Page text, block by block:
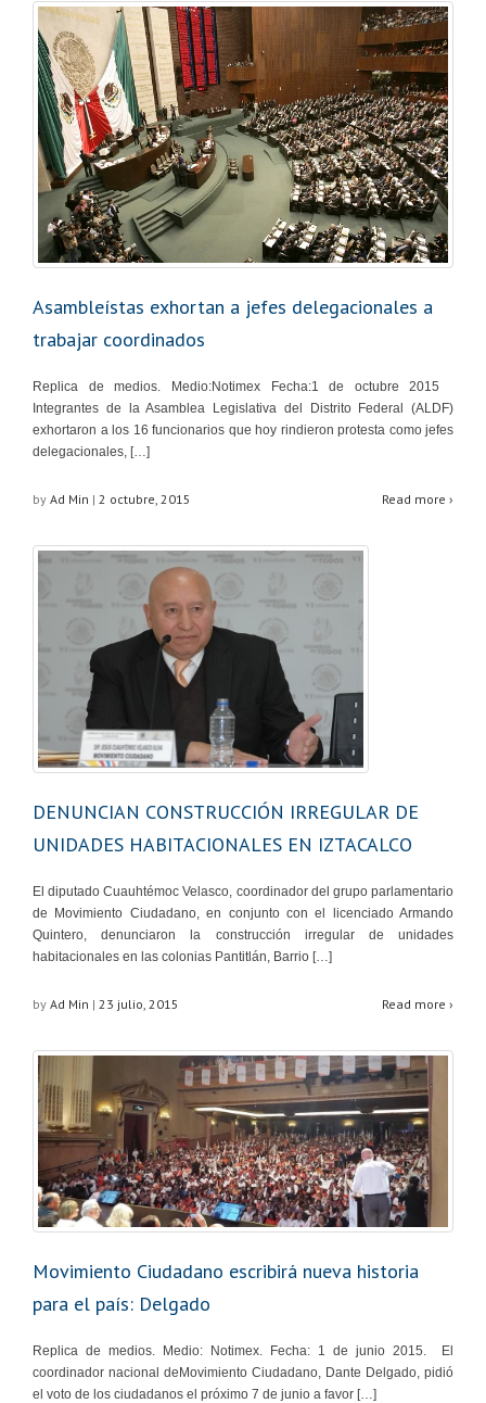
Asambleístas exhortan a jefes delegacionales a
trabajar coordinados
Replica de medios. Medio:Notimex Fecha:1 de octubre 2015
Integrantes de la Asamblea Legislativa del Distrito Federal (ALDF)
exhortaron a los 16 funcionarios que hoy rindieron protesta como jefes
delegacionales, […]
by Ad Min | 2 octubre, 2015 Read more ›
DENUNCIAN CONSTRUCCIÓN IRREGULAR DE
UNIDADES HABITACIONALES EN IZTACALCO
El diputado Cuauhtémoc Velasco, coordinador del grupo parlamentario
de Movimiento Ciudadano, en conjunto con el licenciado Armando
Quintero, denunciaron la construcción irregular de unidades
habitacionales en las colonias Pantitlán, Barrio […]
by Ad Min | 23 julio, 2015 Read more ›
Movimiento Ciudadano escribirá nueva historia
para el país: Delgado
Replica de medios. Medio: Notimex. Fecha: 1 de junio 2015. El
coordinador nacional deMovimiento Ciudadano, Dante Delgado, pidió
el voto de los ciudadanos el próximo 7 de junio a favor […]